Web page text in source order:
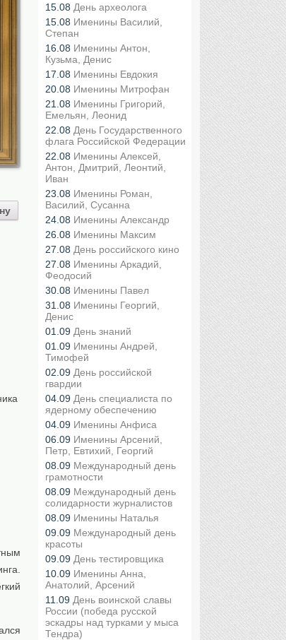
15.08 День археолога
15.08 Именины Василий,
Степан
16.08 Именины Антон,
Кузьма, Денис
17.08 Именины Евдокия
20.08 Именины Митрофан
21.08 Именины Григорий,
Емельян, Леонид
22.08 День Государственного
флага Российской Федерации
22.08 Именины Алексей,
Антон, Дмитрий, Леонтий,
Иван
23.08 Именины Роман,
Василий, Сусанна
24.08 Именины Александр
26.08 Именины Максим
27.08 День российского кино
27.08 Именины Аркадий,
Феодосий
30.08 Именины Павел
31.08 Именины Георгий,
Денис
01.09 День знаний
01.09 Именины Андрей,
Тимофей
02.09 День российской
гвардии
04.09 День специалиста по
ядерному обеспечению
04.09 Именины Анфиса
06.09 Именины Арсений,
Петр, Евтихий, Георгий
08.09 Международный день
грамотности
08.09 Международный день
солидарности журналистов
08.09 Именины Наталья
09.09 Международный день
красоты
09.09 День тестировщика
10.09 Именины Анна,
Анатолий, Арсений
11.09 День воинской славы
России (победа русской
эскадры над турками у мыса
Тендра)